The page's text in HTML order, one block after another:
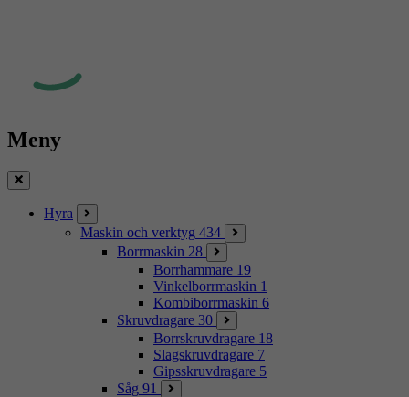
Meny
Stäng
Hyra
Maskin och verktyg 434
Borrmaskin 28
Borrhammare 19
Vinkelborrmaskin 1
Kombiborrmaskin 6
Skruvdragare 30
Borrskruvdragare 18
Slagskruvdragare 7
Gipsskruvdragare 5
Såg 91